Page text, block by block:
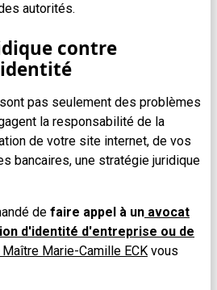
autorités.
contre
pas seulement des problèmes
la responsabilité de la
de votre site internet, de vos
bancaires, une stratégie juridique
de faire appel à un avocat
d'identité d'entreprise ou de
Marie-Camille ECK vous